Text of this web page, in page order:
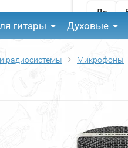
Да
гитары Духовые
радиосистемы Микрофоны